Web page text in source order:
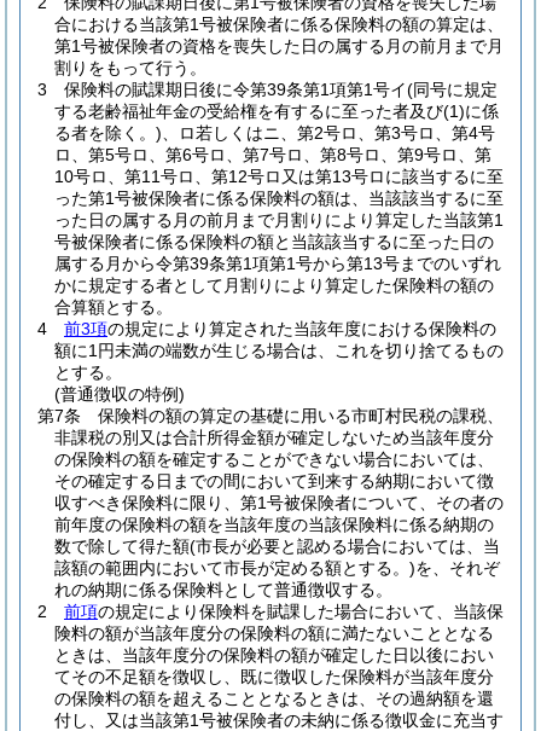
合における当該第1号被保険者に係る保険料の額の算定は、
第1号被保険者の資格を喪失した日の属する月の前月まで月
割りをもって行う。
3
保険料の賦課期日後に令第39条第1項第1号イ(同号に規定
する老齢福祉年金の受給権を有するに至った者及び(1)に係
る者を除く。) 、ロ若しくはニ、第2号ロ、第3号ロ、第4号
ロ、第5号ロ、第6号ロ、第7号ロ、第8号ロ、第9号ロ、第
10号ロ、第11号ロ、第12号ロ又は第13号ロに該当するに至
った第1号被保険者に係る保険料の額は、当該該当するに至
った日の属する月の前月まで月割りにより算定した当該第1
号被保険者に係る保険料の額と当該該当するに至った日の
属する月から令第39条第1項第1号から第13号までのいずれ
かに規定する者として月割りにより算定した保険料の額の
合算額とする。
4
前3項の規定により算定された当該年度における保険料の
額に1円未満の端数が生じる場合は、これを切り捨てるもの
とする。
(普通徴収の特例)
第7条
保険料の額の算定の基礎に用いる市町村民税の課税、
非課税の別又は合計所得金額が確定しないため当該年度分
の保険料の額を確定することができない場合においては、
その確定する日までの間において到来する納期において徴
収すべき保険料に限り、第1号被保険者について、その者の
前年度の保険料の額を当該年度の当該保険料に係る納期の
数で除して得た額(市長が必要と認める場合においては、当
該額の範囲内において市長が定める額とする。)を、それぞ
れの納期に係る保険料として普通徴収する。
2
前項の規定により保険料を賦課した場合において、当該保
険料の額が当該年度分の保険料の額に満たないこととなる
ときは、当該年度分の保険料の額が確定した日以後におい
てその不足額を徴収し、既に徴収した保険料が当該年度分
の保険料の額を超えることとなるときは、その過納額を還
付し、又は当該第1号被保険者の未納に係る徴収金に充当す